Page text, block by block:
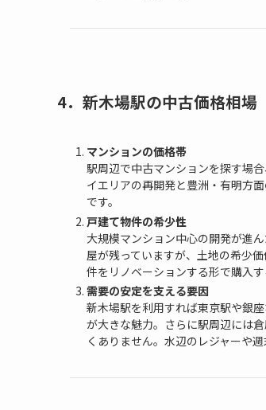
4．新木場駅の中古価格相場
マンションの価格帯
駅周辺で中古マンションを探す場
イエリアの再開発と豊洲・有明方
です。
戸建て物件の希少性
大規模マンション中心の開発が進
屋が残っていますが、土地の希少
件をリノベーションする形で購入す
需要の安定を支える要因
新木場駅を利用すれば東京駅や銀
が大きな魅力。さらに駅周辺には
くありません。水辺のレジャーや